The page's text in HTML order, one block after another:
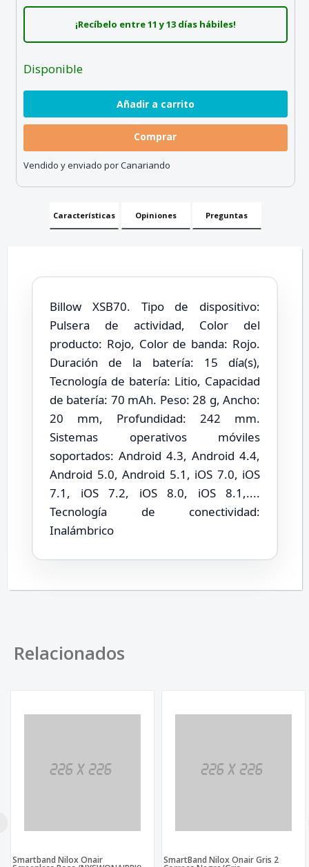
¡Recíbelo entre 11 y 13 días hábiles!
Disponible
Comprar
Vendido y enviado por Canariando
Características Opiniones Preguntas
Billow XSB70. Tipo de dispositivo:
Pulsera de actividad, Color del
producto: Rojo, Color de banda: Rojo.
Duración de la batería: 15 día(s),
Tecnología de batería: Litio, Capacidad
de batería: 70 mAh. Peso: 28 g, Ancho:
20 mm, Profundidad: 242 mm.
Sistemas operativos móviles
soportados: Android 4.3, Android 4.4,
Android 5.0, Android 5.1, iOS 7.0, iOS
7.1, iOS 7.2, iOS 8.0, iOS 8.1,....
Tecnología de conectividad:
Inalámbrico
Relacionados
Smartband Nilox Onair SmartBand Nilox Onair Gris 2